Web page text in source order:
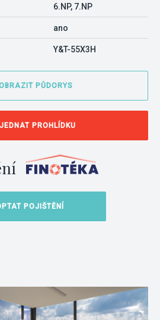
6.NP, 7.NP
ano
Y&T-55X3H
PŮDORYS
PROHLÍDKU
POJIŠTĚNÍ